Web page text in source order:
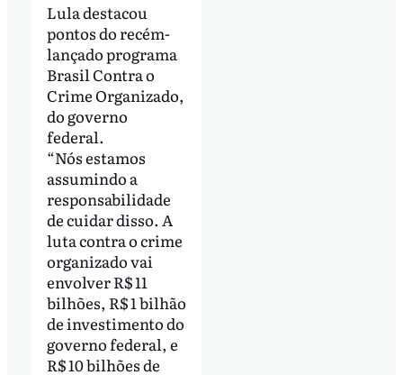
Lula destacou
pontos do recém-
lançado programa
Brasil Contra o
Crime Organizado,
do governo
federal.
“Nós estamos
assumindo a
responsabilidade
de cuidar disso. A
luta contra o crime
organizado vai
envolver R$ 11
bilhões, R$ 1 bilhão
de investimento do
governo federal, e
R$ 10 bilhões de